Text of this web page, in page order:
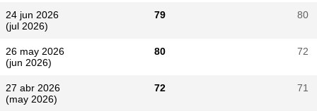
24 jun 2026
(jul 2026)
79 80
26 may 2026
(jun 2026)
80 72
27 abr 2026
(may 2026)
72 71